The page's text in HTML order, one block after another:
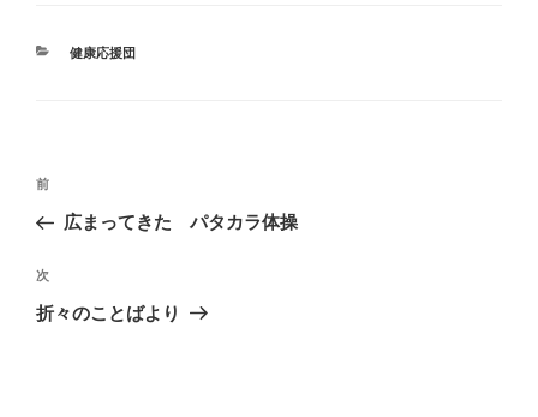
カ
健康応援団
投
ナ
ビ
ゲ
前
の
稿
前
広まってきた パタカラ体操
次
の
次
折々のことばより